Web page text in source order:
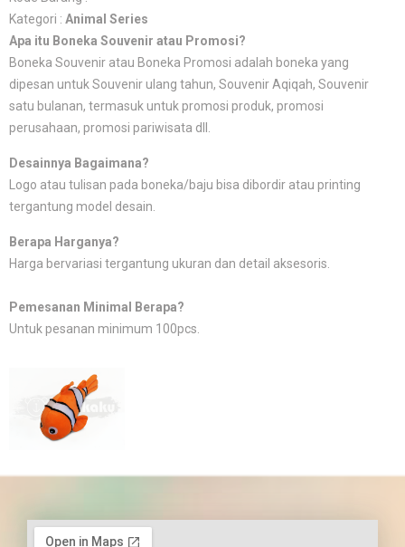
Kategori : Animal Series
Apa itu Boneka Souvenir atau Promosi?
Boneka Souvenir atau Boneka Promosi adalah boneka yang
dipesan untuk Souvenir ulang tahun, Souvenir Aqiqah, Souvenir
satu bulanan, termasuk untuk promosi produk, promosi
perusahaan, promosi pariwisata dll.
Desainnya Bagaimana?
Logo atau tulisan pada boneka/baju bisa dibordir atau printing
tergantung model desain.
Berapa Harganya?
Harga bervariasi tergantung ukuran dan detail aksesoris.
Pemesanan Minimal Berapa?
Untuk pesanan minimum 100pcs.